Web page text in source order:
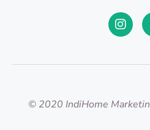
© 2020 IndiHome